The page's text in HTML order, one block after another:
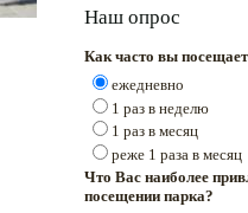
Наш опрос
Как часто вы
ежедневно
1 раз в неделю
1 раз в месяц
реже 1 раза в месяц
Что Вас наиболее
посещении парка?